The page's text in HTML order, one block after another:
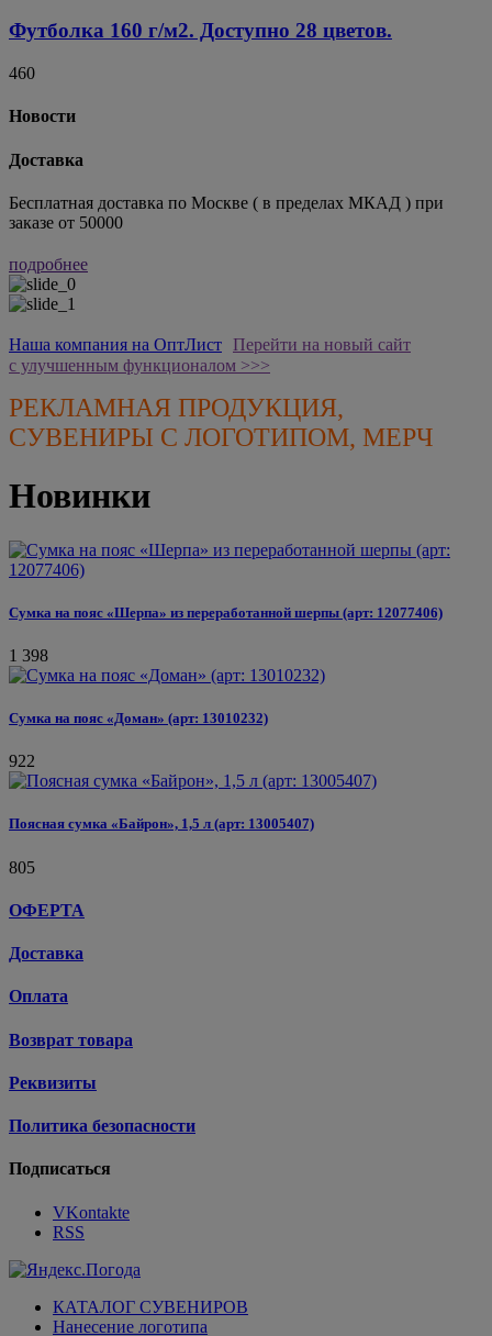
Футболка 160 г/м2. Доступно 28 цветов.
460
Новости
Доставка
Бесплатная доставка по Москве ( в пределах МКАД ) при
заказе от 50000
подробнее
Наша компания на ОптЛист Перейти на новый сайт
с улучшенным функционалом >>>
РЕКЛАМНАЯ ПРОДУКЦИЯ,
СУВЕНИРЫ С ЛОГОТИПОМ, МЕРЧ
Новинки
Сумка на пояс «Шерпа» из переработанной шерпы (арт: 12077406)
1 398
Сумка на пояс «Доман» (арт: 13010232)
922
Поясная сумка «Байрон», 1,5 л (арт: 13005407)
805
ОФЕРТА
Доставка
Оплата
Возврат товара
Реквизиты
Политика безопасности
Подписаться
VKontakte
RSS
КАТАЛОГ СУВЕНИРОВ
Нанесение логотипа